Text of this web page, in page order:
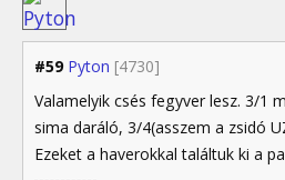
#59 Pyton [4730]
Valamelyik csés fegyver lesz. 3/1
sima daráló, 3/4(asszem a zsidó
Ezeket a haverokkal találtuk ki a